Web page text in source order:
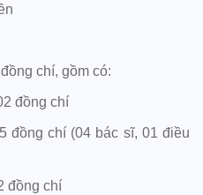
chí, gồm có:
đồng chí
đồng chí (04 bác sĩ, 01 điều
đồng chí